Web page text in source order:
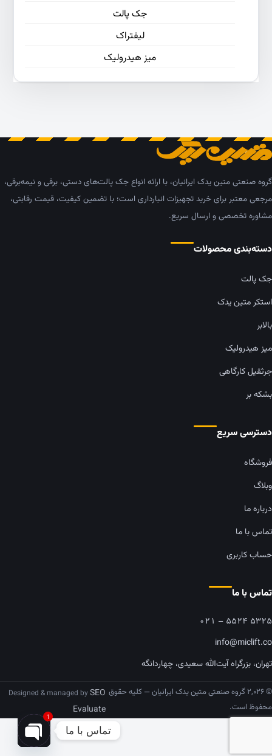
جک پالت
لیفتراک
میز هیدرولیک
گروه صنعتی متین یدک ایرانیان، با ارائه انواع جک پالت‌های دستی، برقی و نیمه‌برقی،
مرجعی معتبر برای خرید تجهیزات انبارداری است؛ با تضمین کیفیت، قیمت رقابتی،
مشاوره تخصصی و ارسال سریع.
دسته‌بندی محصولات
جک پالت
استکر متین یدک
بالابر
میز هیدرولیک
جرثقیل کارگاهی
بشکه بر
دسترسی سریع
فروشگاه
وبلاگ
درباره ما
تماس با ما
حساب کاربری
تماس با ما
۰۲۱ – ۵۵۲۴ ۵۳۲۵
info@miclift.co
تهران، بزرگراه آیت‌الله سعیدی، چهاردانگه
© ۲,۰۲۶ گروه صنعتی متین یدک ایرانیان — کلیه حقوق
محفوظ است.
Designed & managed bySEO
Evaluate
تماس با ما
1